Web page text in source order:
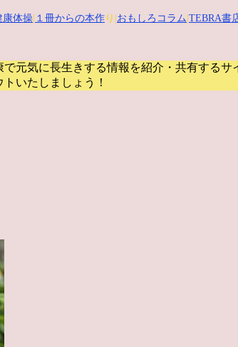
康体操 １冊からの本作 り| おもしろコラム TEBRA書
元気に長生きする情報を紹介・共有するサ
いたしましょう！